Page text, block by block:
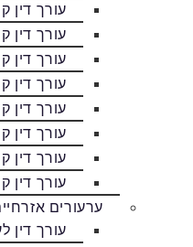
עורך דין
עורך דין
עורך דין
עורך דין
עורך דין
עורך דין
עורך דין
עורך דין
ערעורים
עורך דין